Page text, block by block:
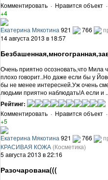
Комментировать · Нравится объект ·
+4
Екатерина Мякотина 921 766
14 августа 2013 в 18:57
Очень приятно осозновать,что Мила
плохо говорит..Но даже если бы у
бы не менее интересней.Уж очень
людьми приятно наблюдать!А если и
Рейтинг:
Комментировать · Нравится объект ·
+5
Екатерина Мякотина 921 766
КРАСИВАЯ КОЖА (Косметика)
5 августа 2013 в 22:16
Разочарована(((